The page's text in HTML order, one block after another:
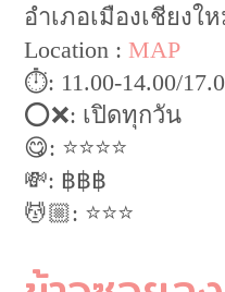
อำเภอเมืองเชียงใ
Location :MAP
⏱: 11.00-14.00/
⭕️❌: เปิดทุกวัน
😋: ⭐️⭐️⭐️⭐️
💸: ฿฿฿
💆🏼: ⭐️⭐️⭐️